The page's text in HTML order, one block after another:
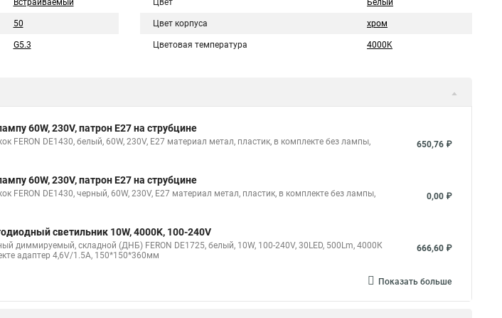
Встраиваемый
50
G5.3
Цвет Белый
Цвет корпуса хром
Цветовая температура 4000K
60W, 230V, патрон E27 на струбцине
FERON DE1430, белый, 60W, 230V, E27 материал метал, пластик, в комплекте без лампы,
650,76 ₽
60W, 230V, патрон E27 на струбцине
FERON DE1430, черный, 60W, 230V, E27 материал метал, пластик, в комплекте без лампы,
0,00 ₽
светильник 10W, 4000K, 100-240V
диммируемый, складной (ДНБ) FERON DE1725, белый, 10W, 100-240V, 30LED, 500Lm, 4000К
адаптер 4,6V/1.5A, 150*150*360мм
666,60 ₽
Показать больше